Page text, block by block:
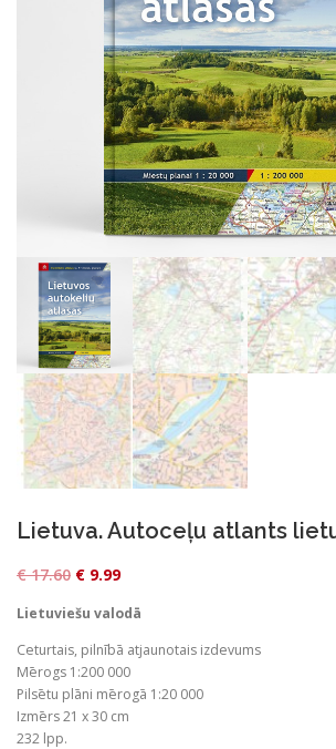
Lietuva. Autoceļu atlants
€17.60 O
g
i
n
€ 9.99C
r
e
n
Lietuviešu valodā
Ceturtais, pilnībā atjaunotais izdevums
Mērogs 1:200 000
Pilsētu plāni mērogā 1:20 000
Izmērs 21 x 30 cm
232 lpp.